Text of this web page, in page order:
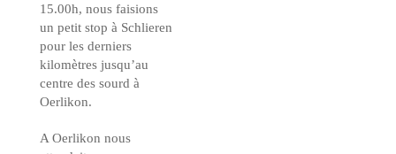
15.00h, nous faisions
un petit stop à Schlieren
pour les derniers
kilomètres jusqu’au
centre des sourd à
Oerlikon.
A Oerlikon nous